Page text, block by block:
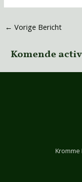
← Vorige Bericht
Komende
Kromme